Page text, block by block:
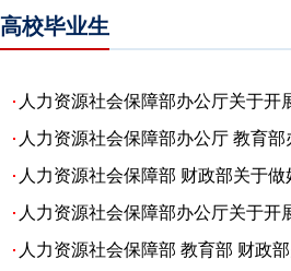
高校毕业生
人力资源社会保障部办公厅关于开
人力资源社会保障部办公厅 教育
人力资源社会保障部 财政部关于
人力资源社会保障部办公厅关于开
人力资源社会保障部 教育部 财政